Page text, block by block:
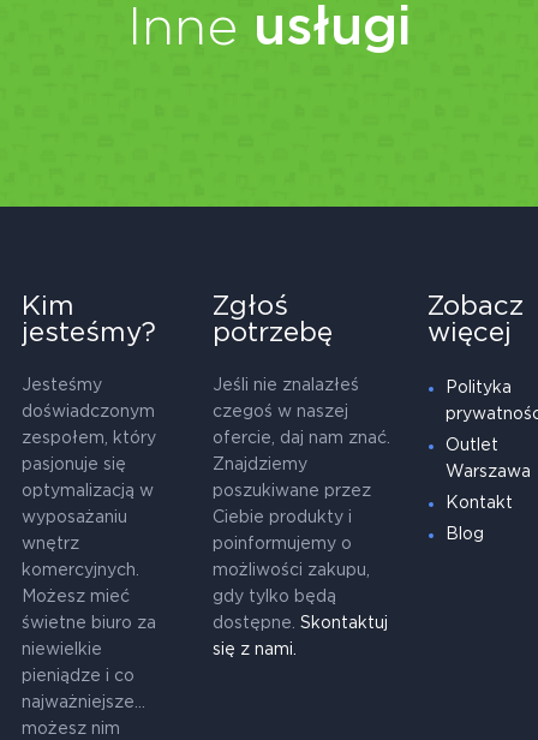
Inne usługi
Kim
jesteśmy?
Jesteśmy
doświadczonym
zespołem, który
pasjonuje się
optymalizacją w
wyposażaniu
wnętrz
komercyjnych.
Możesz mieć
świetne biuro za
niewielkie
pieniądze i co
najważniejsze...
możesz nim
Zgłoś
potrzebę
Jeśli nie znalazłeś
czegoś w naszej
ofercie, daj nam znać.
Znajdziemy
poszukiwane przez
Ciebie produkty i
poinformujemy o
możliwości zakupu,
gdy tylko będą
dostępne. Skontaktuj
się z nami.
Zobacz
więcej
Polityka
Outlet
Warszawa
Kontakt
Blog